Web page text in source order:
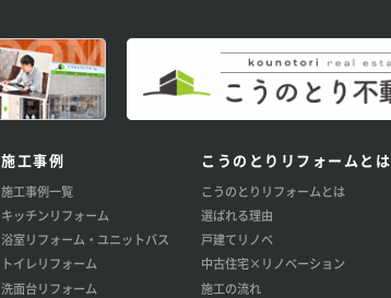
施工事例
施工事例一覧
キッチンリフォーム
浴室リフォーム・ユニットバス
トイレリフォーム
洗面台リフォーム
こうのとりリフォームとは
こうのとりリフォームとは
選ばれる理由
戸建てリノベ
中古住宅×リノベーション
施工の流れ